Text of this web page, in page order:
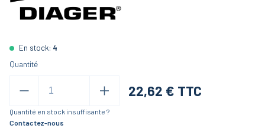
En stock: 4
Quantité
22,62 € TTC
Quantité en stock insuffisante ?
Contactez-nous